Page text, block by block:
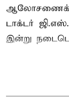
ஆலோசணைக்
டாக்டர்
இன்று